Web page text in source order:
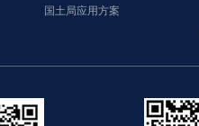
国土局应用方案